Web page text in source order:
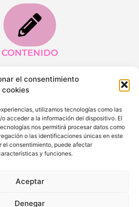
el consentimiento
cookies
utilizamos tecnologías como las
acceder a la información del dispositivo. El
nos permitirá procesar datos como
o las identificaciones únicas en este
el consentimiento, puede afectar
y funciones.
Aceptar
Denegar
CONTENIDO
PODCAST
YOUTUBE